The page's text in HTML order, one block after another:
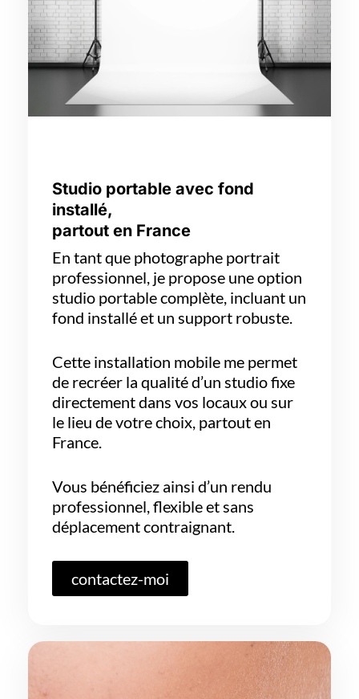
Studio portable avec fond
installé,
partout en France
En tant que photographe portrait
professionnel, je propose une option
studio portable complète, incluant un
fond installé et un support robuste.
Cette installation mobile me permet
de recréer la qualité d’un studio fixe
directement dans vos locaux ou sur
le lieu de votre choix, partout en
France.
Vous bénéficiez ainsi d’un rendu
professionnel, flexible et sans
déplacement contraignant.
contactez-moi